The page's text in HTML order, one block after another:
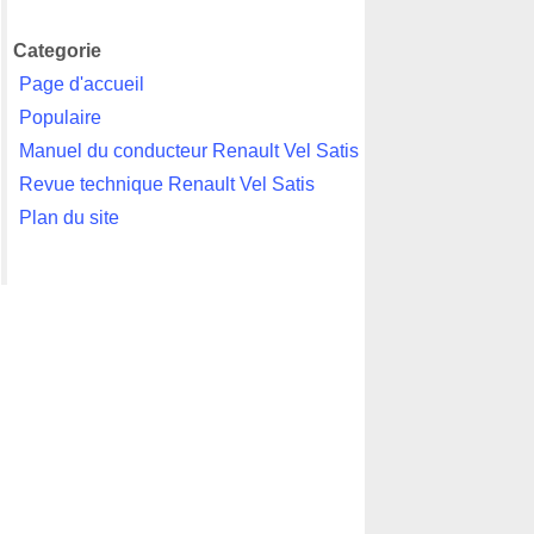
Categorie
Page d'accueil
Populaire
Manuel du conducteur Renault Vel Satis
Revue technique Renault Vel Satis
Plan du site